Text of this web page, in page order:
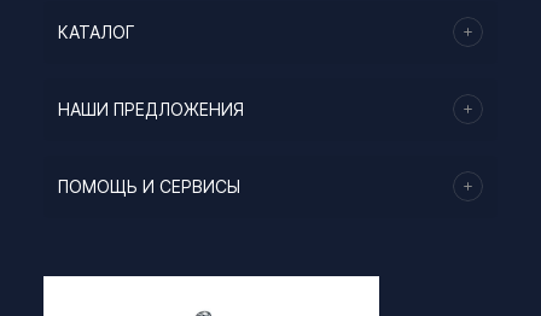
КАТАЛОГ
НАШИ ПРЕДЛОЖЕНИЯ
ПОМОЩЬ И СЕРВИСЫ